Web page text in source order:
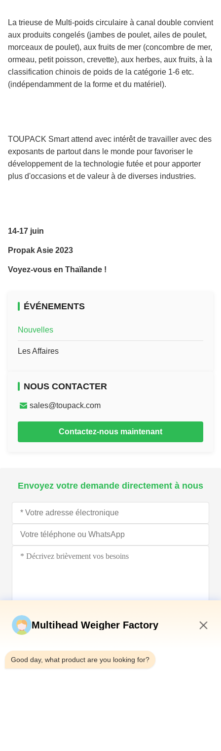
La trieuse de Multi-poids circulaire à canal double convient
aux produits congelés (jambes de poulet, ailes de poulet,
morceaux de poulet), aux fruits de mer (concombre de mer,
ormeau, petit poisson, crevette), aux herbes, aux fruits, à la
classification chinois de poids de la catégorie 1-6 etc.
(indépendamment de la forme et du matériel).
TOUPACK Smart attend avec intérêt de travailler avec des
exposants de partout dans le monde pour favoriser le
développement de la technologie futée et pour apporter
plus d'occasions et de valeur à de diverses industries.
14-17 juin
Propak Asie 2023
Voyez-vous en Thaïlande !
ÉVÉNEMENTS
Nouvelles
Les Affaires
NOUS CONTACTER
sales@toupack.com
Contactez-nous maintenant
Envoyez votre demande directement à nous
Multihead Weigher Factory
Good day, what product are you looking for?